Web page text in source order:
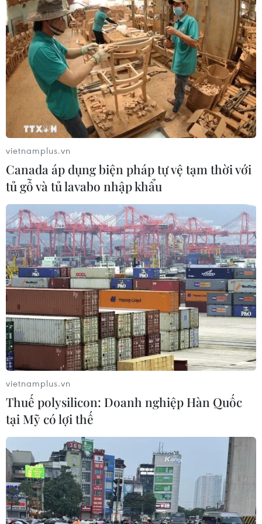
Làng cổ tại Trung Quốc lung
linh trong lễ diễu hành đèn lồng cá
06/08/2026 04:11
Những “tọa độ vàng” nào của Việt
Nam được du khách châu Âu tìm
kiếm nhiều nhất?
06/08/2026 02:38
Đẹp nao lòng sắc tím mùa
Ninh Bình
06/08/2026 02:13
Du lịch 2/9: Điểm đến nào giúp người
Việt được “sống cùng văn hóa bản
địa”?
06/08/2026 01:40
Bất chấp nắng nóng kỷ lục, du khách
châu Á vẫn đổ sang châu Âu
05/08/2026 23:27
Làng chài Ine và
Amanohashidate - nét đẹp bình yên
của vùng biển Kyoto
05/08/2026 22:20
vietnamplus.vn
Canada áp dụng biện pháp tự vệ tạm thời với
tủ gỗ và tủ lavabo nhập khẩu
vietnamplus.vn
Thuế polysilicon: Doanh nghiệp Hàn Quốc
tại Mỹ có lợi thế